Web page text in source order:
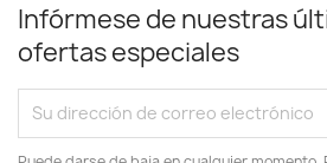
Infórmese de nuestras
ofertas especiales